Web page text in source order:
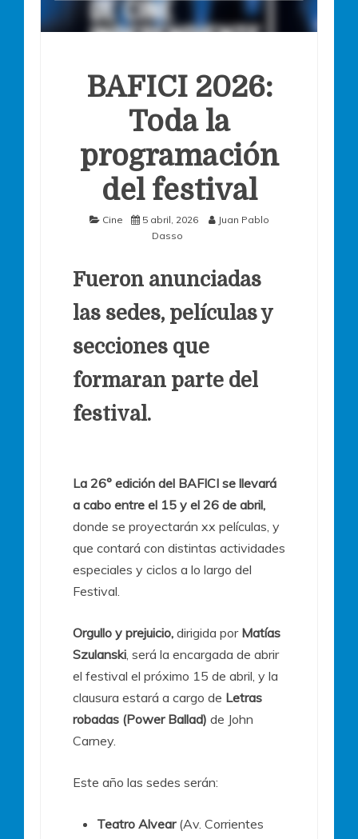
BAFICI 2026:
Toda la
programación
del festival
Cine 5 abril, 2026
Juan Pablo
Dasso
Fueron anunciadas
las sedes, películas y
secciones que
formaran parte del
festival.
La 26° edición del BAFICI se llevará
a cabo entre el 15 y el 26 de abril,
donde se proyectarán xx películas, y
que contará con distintas actividades
especiales y ciclos a lo largo del
Festival.
Orgullo y prejuicio, dirigida por Matías
Szulanski , será la encargada de abrir
el festival el próximo 15 de abril, y la
clausura estará a cargo de Letras
robadas (Power Ballad) de John
Carney.
Este año las sedes serán:
Teatro Alvear(Av. Corrientes